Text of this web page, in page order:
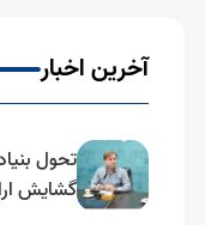
آخرین اخبار
تحول
گشایش